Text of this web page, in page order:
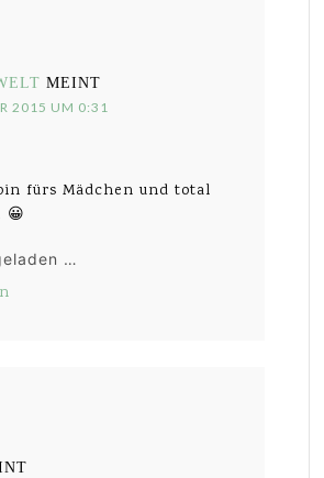
MEINT
2015 UM 0:31
fürs Mädchen und total
😀
…